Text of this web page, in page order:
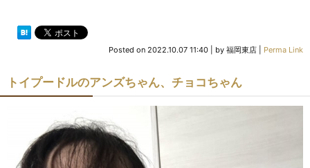
Posted on 2022.10.07 11:40 by 福岡東店 Perma Link
トイプードルのアンズちゃん、チョコちゃん